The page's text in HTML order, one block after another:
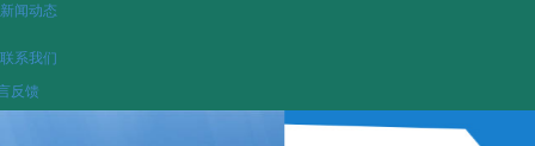
新闻动态
联系我们
反馈